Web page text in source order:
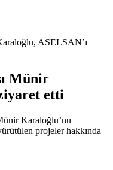
ASELSAN’ı
Münir
etti
Karaloğlu’nu
projeler hakkında